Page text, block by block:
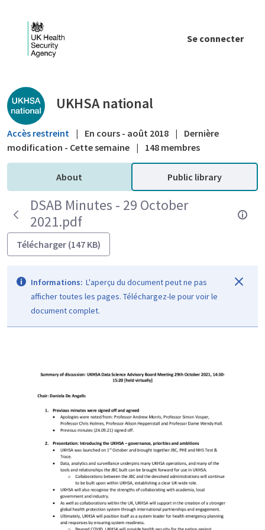
Se connecter
Public library - UKHSA national
UKHSA national
Accès restreint | En cours - août 2018 |
Dernière
modification - Cette semaine | 148 membres
About Public library
DSAB Minutes - 29 October
2021.pdf
Télécharger (147 KB)
Informations: L'aperçu du document peut ne pas
afficher toutes les pages. Téléchargez-le pour voir le
document complet.